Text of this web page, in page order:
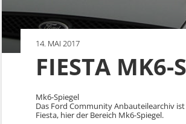
14. MAI 2017
FIESTA MK6-
Mk6-Spiegel
Das Ford Community Anbauteilearchiv
Fiesta, hier der Bereich Mk6-Spiegel.